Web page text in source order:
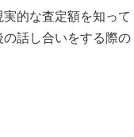
的な査定額を知って
話し合いをする際の